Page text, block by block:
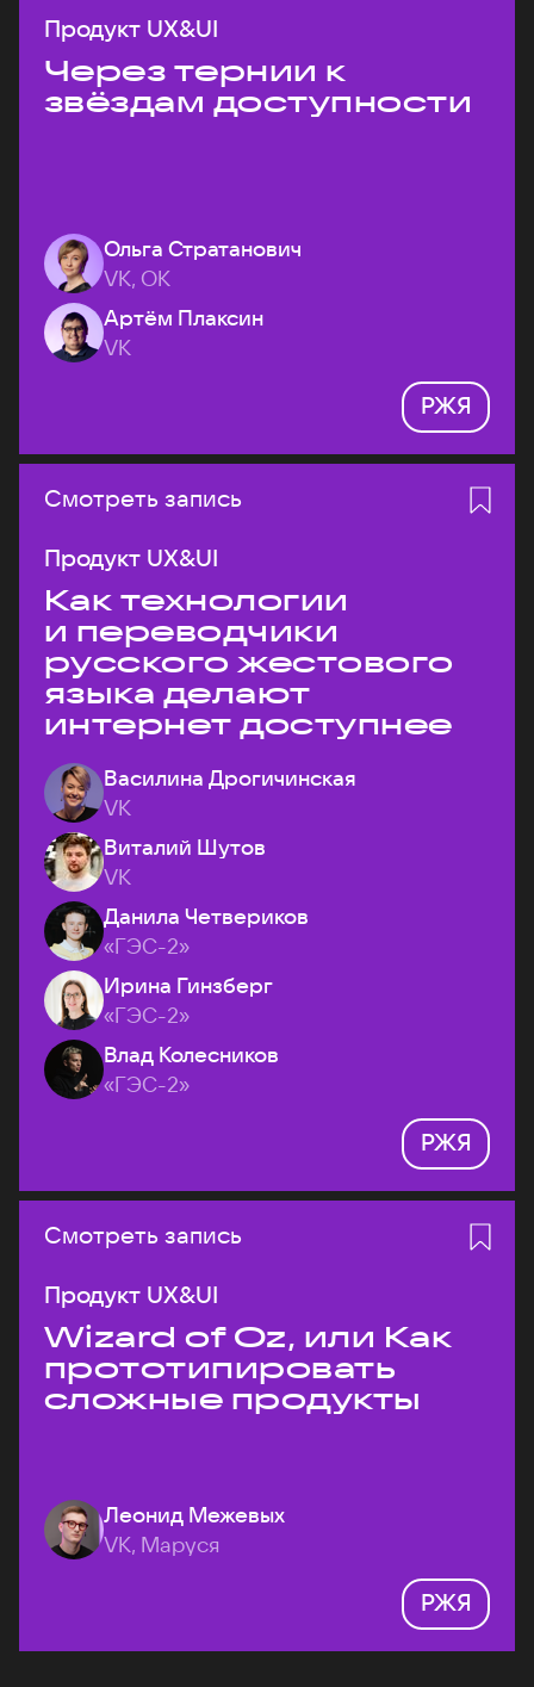
Продукт UX&UI
Через тернии к
звёздам доступности
Ольга Стратанович
VK, ОК
Артём Плаксин
VK
РЖЯ
Смотреть запись
Продукт UX&UI
Как технологии
и переводчики
русского жестового
языка делают
интернет доступнее
Василина Дрогичинская
VK
Виталий Шутов
VK
Данила Четвериков
«ГЭС-2»
Ирина Гинзберг
«ГЭС-2»
Влад Колесников
«ГЭС-2»
РЖЯ
Смотреть запись
Продукт UX&UI
Wizard of Oz, или Как
прототипировать
сложные продукты
Леонид Межевых
VK, Маруся
РЖЯ